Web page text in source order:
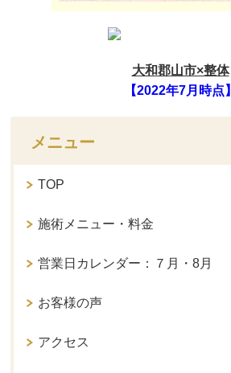
大和郡山市×整体
【2022年7月時点】
メニュー
TOP
施術メニュー・料金
営業日カレンダー：７月・8月
お客様の声
アクセス